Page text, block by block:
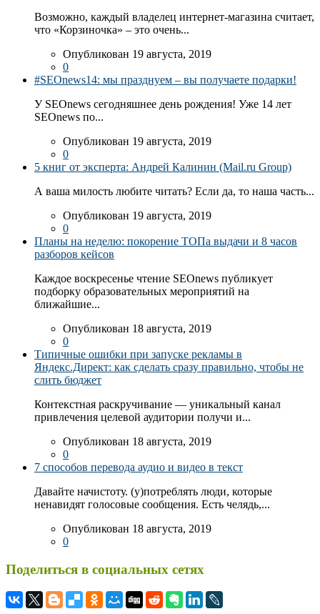
Возможно, каждый владелец интернет-магазина считает,
что «Корзиночка» – это очень...
Опубликован 19 августа, 2019
0
#SEOnews14: мы празднуем – вы получаете подарки!
У SEOnews сегодняшнее день рождения! Уже 14 лет
SEOnews по...
Опубликован 19 августа, 2019
0
5 книг от эксперта: Андрей Калинин (Mail.ru Group)
А ваша милость любите читать? Если да, то наша часть...
Опубликован 19 августа, 2019
0
Планы на неделю: покорение ТОПа выдачи и 8 часов
разборов кейсов
Каждое воскресенье чтение SEOnews публикует
подборку образовательных мероприятий на
ближайшие...
Опубликован 18 августа, 2019
0
Типичные ошибки при запуске рекламы в
Яндекс.Директ: как сделать сразу правильно, чтобы не
слить бюджет
Контекстная раскручивание — уникальный канал
привлечения целевой аудитории получи и...
Опубликован 18 августа, 2019
0
7 способов перевода аудио и видео в текст
Давайте начистоту. (у)потреблять люди, которые
ненавидят голосовые сообщения. Есть челядь,...
Опубликован 18 августа, 2019
0
Поделиться в социальных сетях